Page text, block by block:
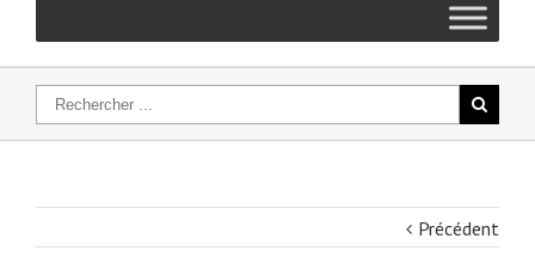
Précédent